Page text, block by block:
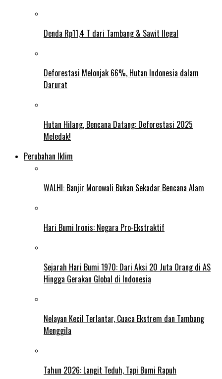
Denda Rp11,4 T dari Tambang & Sawit Ilegal
Deforestasi Melonjak 66%, Hutan Indonesia dalam
Darurat
Hutan Hilang, Bencana Datang: Deforestasi 2025
Meledak!
Perubahan Iklim
WALHI: Banjir Morowali Bukan Sekadar Bencana Alam
Hari Bumi Ironis: Negara Pro-Ekstraktif
Sejarah Hari Bumi 1970: Dari Aksi 20 Juta Orang di AS
Hingga Gerakan Global di Indonesia
Nelayan Kecil Terlantar, Cuaca Ekstrem dan Tambang
Menggila
Tahun 2026: Langit Teduh, Tapi Bumi Rapuh